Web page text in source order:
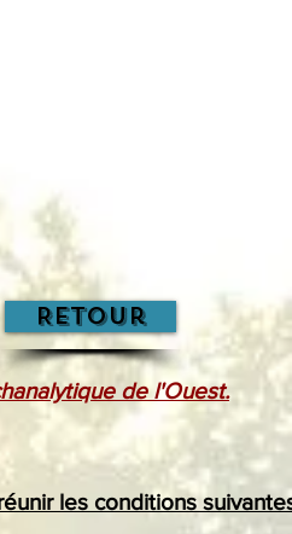
Retour
de l'Ouest.
les conditions